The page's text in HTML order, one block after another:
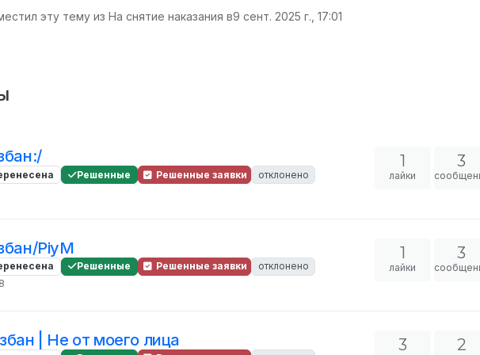
эту тему из На снятие наказания в9 сент. 2025 г., 17:01
Решенные Решенные заявки
отклонено
1
лайки
3
PiyM
Решенные Решенные заявки
отклонено
1
лайки
3
| Не от моего лица 3 2